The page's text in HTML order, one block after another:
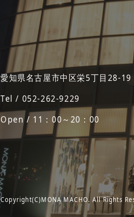
愛知県名古屋市中区栄5丁目28-
Tel / 052-262-9229
Open / 11：00～20：00
Copyright(C)MONA MACHO. All Rights